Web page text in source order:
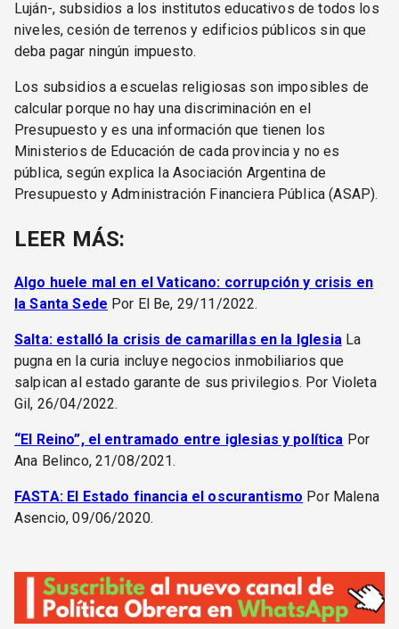
Luján-, subsidios a los institutos educativos de todos los
niveles, cesión de terrenos y edificios públicos sin que
deba pagar ningún impuesto.
Los subsidios a escuelas religiosas son imposibles de
calcular porque no hay una discriminación en el
Presupuesto y es una información que tienen los
Ministerios de Educación de cada provincia y no es
pública, según explica la Asociación Argentina de
Presupuesto y Administración Financiera Pública (ASAP).
LEER MÁS:
Algo huele mal en el Vaticano: corrupción y crisis en
la Santa Sede Por El Be, 29/11/2022.
Salta: estalló la crisis de camarillas en la IglesiaLa
pugna en la curia incluye negocios inmobiliarios que
salpican al estado garante de sus privilegios. Por Violeta
Gil, 26/04/2022.
“El Reino”, el entramado entre iglesias y política Por
Ana Belinco, 21/08/2021.
FASTA: El Estado financia el oscurantismo Por Malena
Asencio, 09/06/2020.